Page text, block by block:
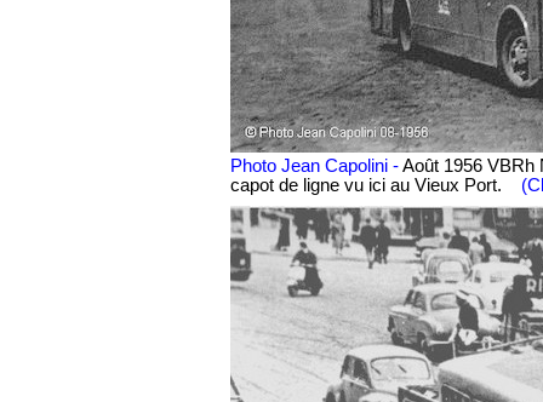
Photo Jean Capolini -Août 1956 VBRh
capot de ligne vu ici au Vieux Port.